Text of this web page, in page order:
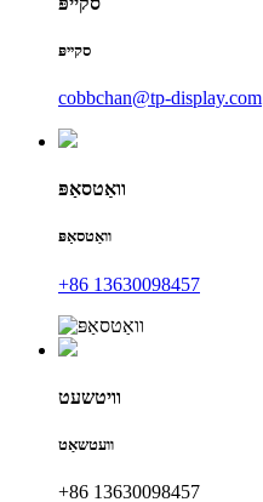
סקייפּ
cobbchan@tp-display.com
וואַטסאַפּ
וואַטסאַפּ
+86 13630098457
וויטשעט
וועטשאַט
+86 13630098457